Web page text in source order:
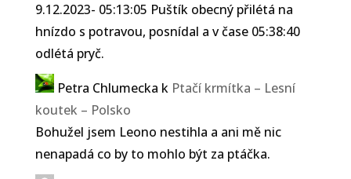
9.12.2023- 05:13:05 Puštík obecný přilétá na
hnízdo s potravou, posnídal a v čase 05:38:40
odlétá pryč.
Petra Chlumecka k Ptačí krmítka – Lesní
koutek – Polsko
Bohužel jsem Leono nestihla a ani mě nic
nenapadá co by to mohlo být za ptáčka.